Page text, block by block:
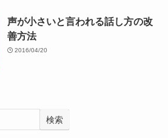
声が小さいと言われる話し方の改
善方法
2016/04/20
検索